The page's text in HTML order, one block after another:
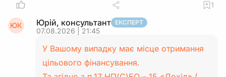
1
ЮК Юрій, консультант ЕКСПЕРТ
07.08.2026 | 21:45
У Вашому випадку має місце отримання
цільового фінансування.